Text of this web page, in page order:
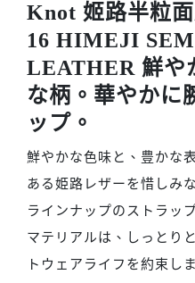
Knot 姬路半粒
16 HIMEJI
LEATHER 鮮や
な柄。華やかに
ップ。
鮮やかな色味と、豊かな
ある姫路レザーを惜しみ
ラインナップのストラッ
マテリアルは、しっとり
トウェアライフを約束し